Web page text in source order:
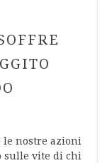
le nostre azioni
sulle vite di chi